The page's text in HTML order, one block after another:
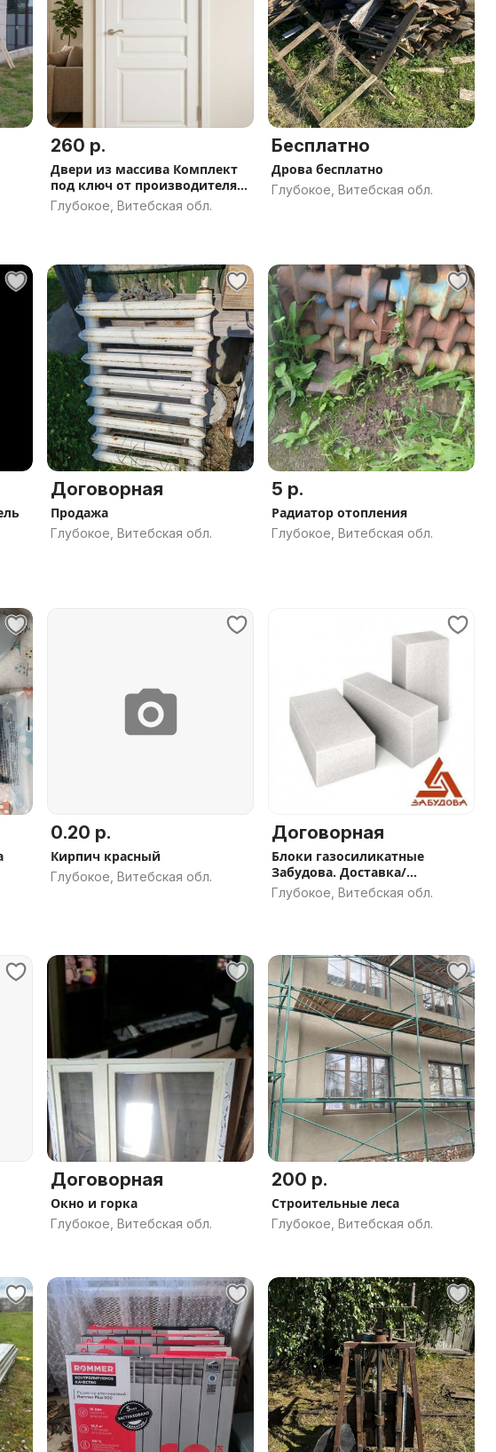
260 р.
Двери из массива Комплект
под ключ от производителя
Поставы
Глубокое, Витебская обл.
Бесплатно
Дрова бесплатно
Глубокое, Витебская обл.
Договорная
Продажа
Глубокое, Витебская обл.
5 р.
Радиатор отопления
Глубокое, Витебская обл.
0.20 р.
Кирпич красный
Глубокое, Витебская обл.
Договорная
Блоки газосиликатные
Забудова. Доставка/
разгрузка
Глубокое, Витебская обл.
Договорная
Окно и горка
Глубокое, Витебская обл.
200 р.
Строительные леса
Глубокое, Витебская обл.